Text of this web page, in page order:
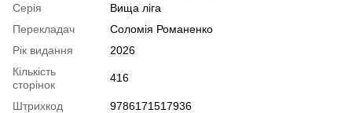
Серія
Вища ліга
Перекладач
Соломія Романенко
Рік видання
2026
Кількість
сторінок
416
Штрихкод
9786171517936